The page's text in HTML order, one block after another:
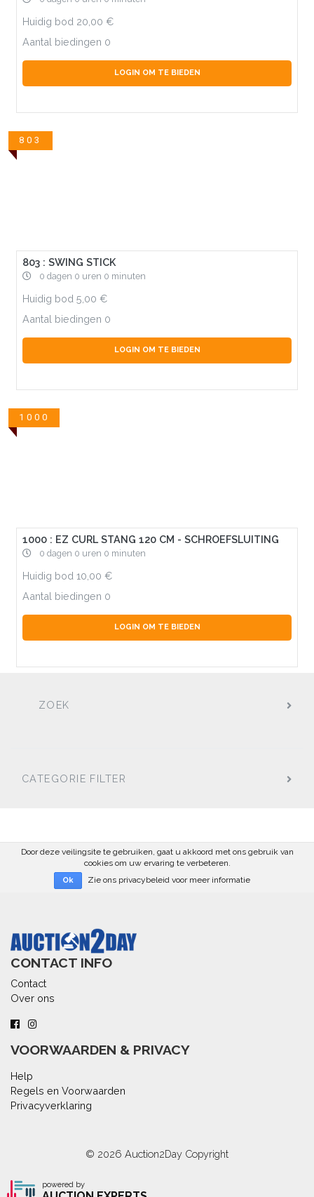
Huidig bod 20,00
Aantal biedingen 0
LOGIN OM TE BIEDEN
803
803 : SWING STICK
0 dagen 0 uren 0 minuten
Huidig bod 5,00
Aantal biedingen 0
LOGIN OM TE BIEDEN
1000
1000 : EZ CURL STANG 120 CM - SCHROEFSLUITING
0 dagen 0 uren 0 minuten
Huidig bod 10,00
Aantal biedingen 0
LOGIN OM TE BIEDEN
ZOEK
CATEGORIE FILTER
Door deze veilingsite te gebruiken, gaat u akkoord met ons gebruik van
cookies om uw ervaring te verbeteren.
Ok Zie ons privacybeleid voor meer informatie
CONTACT INFO
Contact
Over ons
VOORWAARDEN & PRIVACY
Help
Regels en Voorwaarden
Privacyverklaring
© 2026 Auction2Day Copyright
powered by